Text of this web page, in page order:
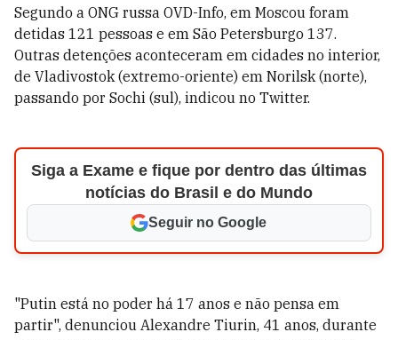
Segundo a ONG russa OVD-Info, em Moscou foram
detidas 121 pessoas e em São Petersburgo 137.
Outras detenções aconteceram em cidades no interior,
de Vladivostok (extremo-oriente) em Norilsk (norte),
passando por Sochi (sul), indicou no Twitter.
Siga a Exame e fique por dentro das últimas
notícias do Brasil e do Mundo
Seguir no Google
"Putin está no poder há 17 anos e não pensa em
partir", denunciou Alexandre Tiurin, 41 anos, durante